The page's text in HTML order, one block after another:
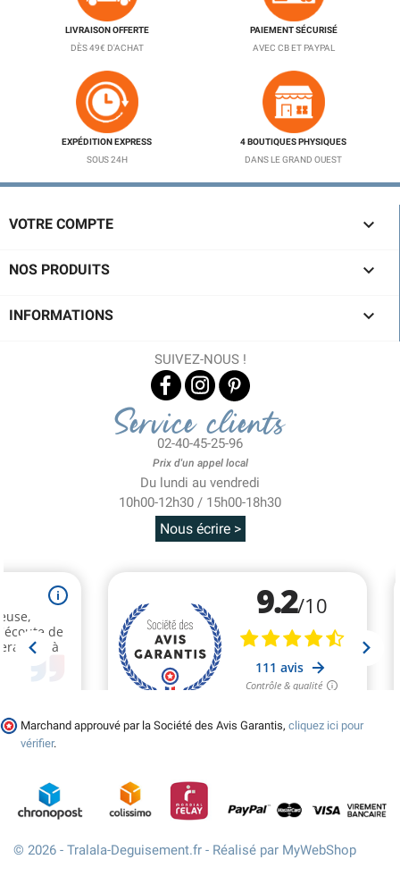
LIVRAISON OFFERTE
DÈS 49€ D'ACHAT
PAIEMENT SÉCURISÉ
AVEC CB ET PAYPAL
EXPÉDITION EXPRESS
SOUS 24H
4 BOUTIQUES PHYSIQUES
DANS LE GRAND OUEST
VOTRE COMPTE 
NOS PRODUITS 
INFORMATIONS 
SUIVEZ-NOUS !
Service clients
02-40-45-25-96
Prix d'un appel local
Du lundi au vendredi
10h00-12h30 / 15h00-18h30
Nous écrire >
Marchand approuvé par la Société des Avis Garantis, cliquez ici pour
vérifier.
© 2026 - Tralala-Deguisement.fr - Réalisé par MyWebShop